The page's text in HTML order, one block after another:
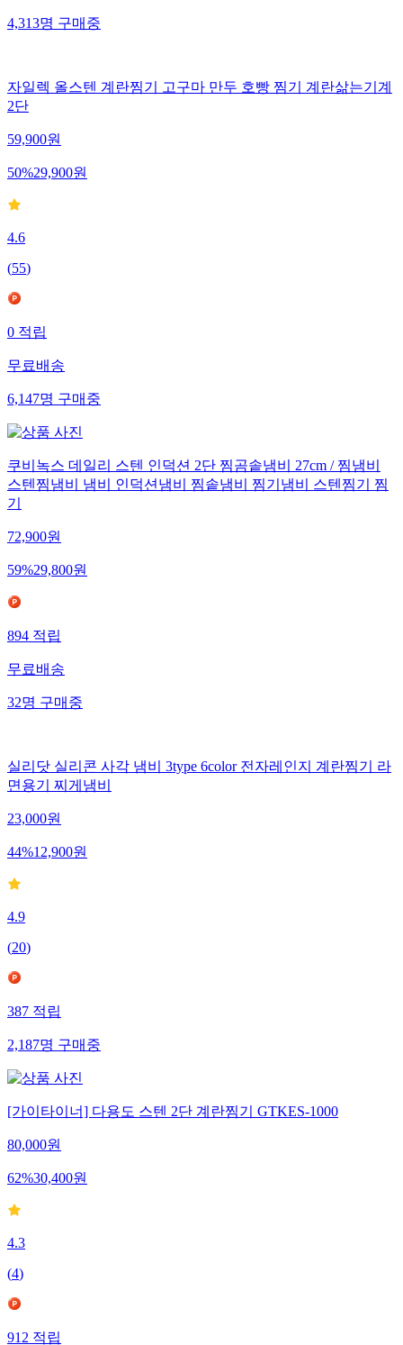
4,313명 구매중
자일렉 올스텐 계란찜기 고구마 만두 호빵 찜기 계란삶는기계
2단
59,900원
50%29,900원
4.6
(55)
0 적립
무료배송
6,147명 구매중
쿠비녹스 데일리 스텐 인덕션 2단 찜곰솥냄비 27cm / 찜냄비
스텐찜냄비 냄비 인덕션냄비 찜솥냄비 찜기냄비 스텐찜기 찜
기
72,900원
59%29,800원
894 적립
무료배송
32명 구매중
실리닷 실리콘 사각 냄비 3type 6color 전자레인지 계란찜기 라
면용기 찌게냄비
23,000원
44%12,900원
4.9
(20)
387적립
2,187명구매중
[가이타이너] 다용도 스텐 2단 계란찜기 GTKES-1000
80,000원
62%30,400원
4.3
(4)
912적립